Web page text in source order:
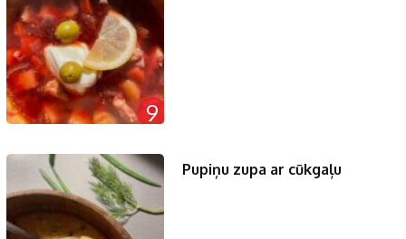
9
Pupiņu zupa ar cūkgaļu